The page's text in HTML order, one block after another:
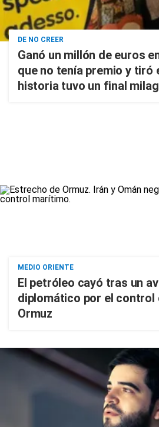
DE NO CREER
Ganó un millón de euros
que no tenía premio y tiró
historia tuvo un final
MEDIO ORIENTE
El petróleo cayó tras un
diplomático por el control
Ormuz